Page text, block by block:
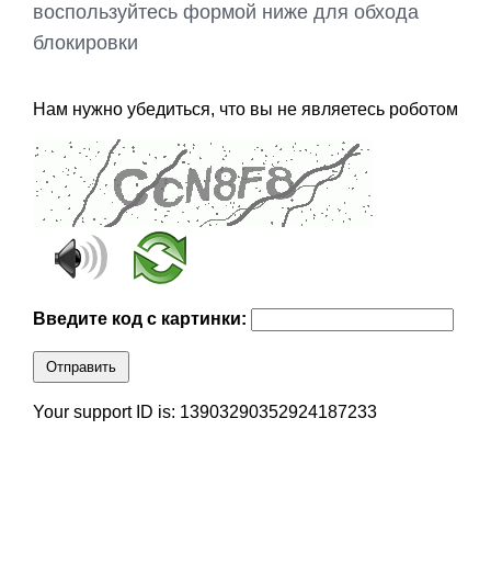
воспользуйтесь формой ниже для обхода
блокировки
Нам нужно убедиться, что вы не являетесь роботом
Введите код с картинки:
Отправить
Your support ID is: 13903290352924187233